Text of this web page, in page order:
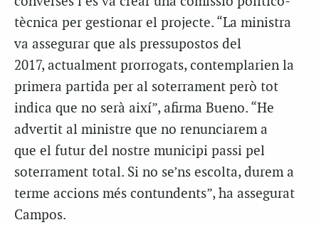
tècnica per gestionar el projecte. “La ministra
va assegurar que als pressupostos del
2017, actualment prorrogats, contemplarien la
primera partida per al soterrament però tot
indica que no serà així”, afirma Bueno. “He
advertit al ministre que no renunciarem a
que el futur del nostre municipi passi pel
soterrament total. Si no se’ns escolta, durem a
terme accions més contundents”, ha assegurat
Campos.